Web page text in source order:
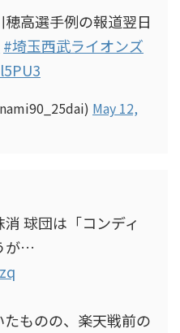
高選手例の報道翌日
#埼玉西武ライオンズ
May 12,
球団は「コンディ
が…
ものの、楽天戦前の